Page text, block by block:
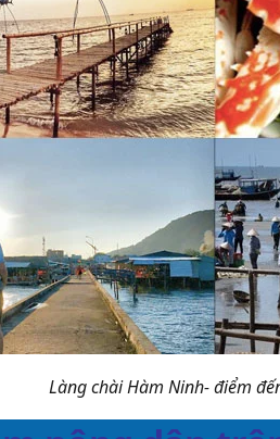
Làng chài Hàm Ninh- điểm